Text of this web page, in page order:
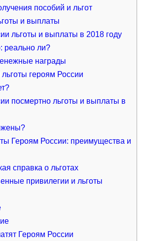
пособий и льгот
и выплаты
льготы и выплаты в 2018 году
реально ли?
награды
героям России
посмертно льготы и выплаты в
Героям России: преимущества и
справка о льготах
привилегии и льготы
Героям России